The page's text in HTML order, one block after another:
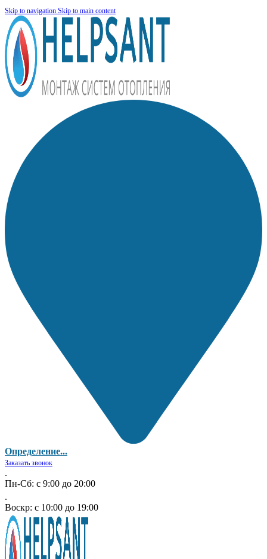
Skip to navigation Skip to main content
Определение...
Заказать звонок
.
Пн-Сб: с 9:00 до 20:00
.
Воскр: с 10:00 до 19:00